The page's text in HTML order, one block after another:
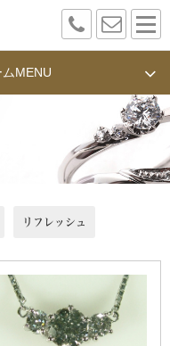
MENU
リフレッシュ